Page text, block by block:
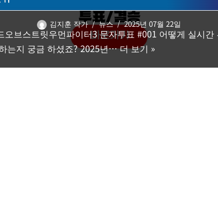
김지훈 작가 뉴스 2025년 07월 22일
오브스트릿우먼파이터3 문자투표 #001 어떻게 실시간
는지 궁금 하셨죠? 2025년…더 보기 »